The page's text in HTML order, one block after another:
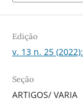
Edição
v. 13 n. 25
Seção
ARTIGOS/ VARIA